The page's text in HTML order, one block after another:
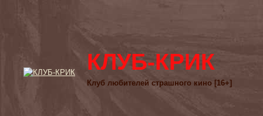
КЛУБ-КРИК
Клуб любителей страшного кино [16+]